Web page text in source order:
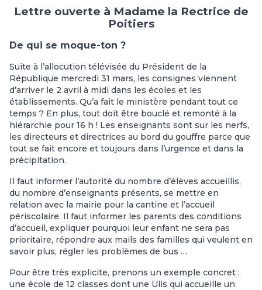
Lettre ouverte à Madame la Rectrice de
Poitiers
De qui se moque-ton ?
Suite à l’allocution télévisée du Président de la
République mercredi 31 mars, les consignes viennent
d’arriver le 2 avril à midi dans les écoles et les
établissements. Qu’a fait le ministère pendant tout ce
temps ? En plus, tout doit être bouclé et remonté à la
hiérarchie pour 16 h ! Les enseignants sont sur les nerfs,
les directeurs et directrices au bord du gouffre parce que
tout se fait encore et toujours dans l’urgence et dans la
précipitation.
Il faut informer l’autorité du nombre d’élèves accueillis,
du nombre d’enseignants présents, se mettre en
relation avec la mairie pour la cantine et l’accueil
périscolaire. Il faut informer les parents des conditions
d’accueil, expliquer pourquoi leur enfant ne sera pas
prioritaire, répondre aux mails des familles qui veulent en
savoir plus, régler les problèmes de bus …
Pour être très explicite, prenons un exemple concret :
une école de 12 classes dont une Ulis qui accueille un